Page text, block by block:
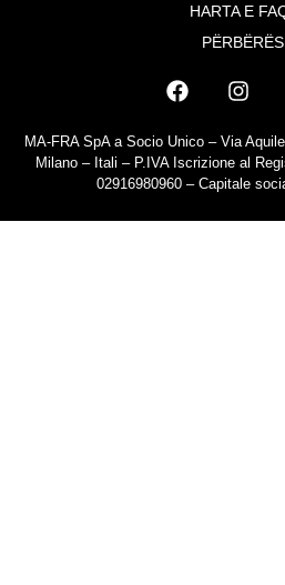
HARTA E
MA-FRA SpA a Socio Unico – Via
Milano – Itali – P.IVA Iscrizione al
02916980960 – Capitale